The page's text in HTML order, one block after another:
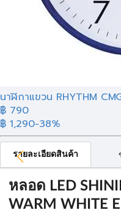
นาฬิกาแขวน RHYTHM
฿ 790
฿ 1,290-38%
รายละเอียดสินค้า
หลอด LED
WARM WHITE